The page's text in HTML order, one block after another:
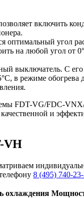
включить
оптимальный угол
на любой угол от
выключатель. С
в режиме обогрева
FDT-VG/FDC-
и
VH
8 (495) 740-
охлаждения